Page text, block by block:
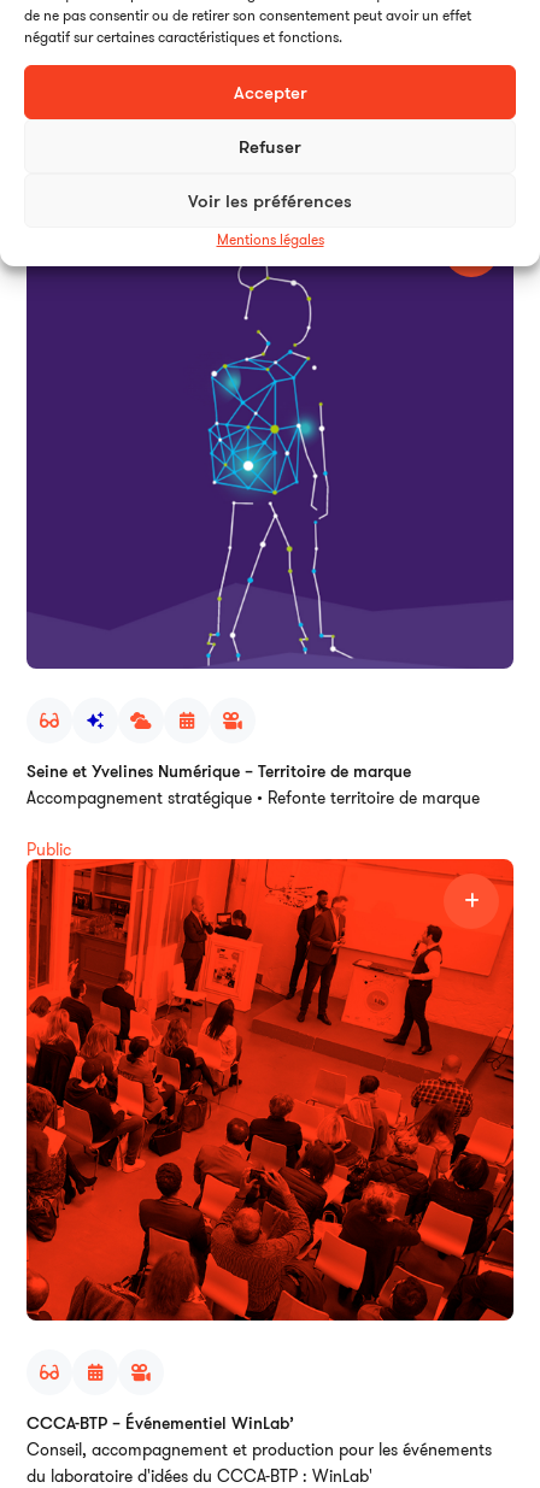
de ne pas consentir ou de retirer son consentement peut avoir un effet
négatif sur certaines caractéristiques et fonctions.
Accepter
Refuser
Voir les préférences
Mentions légales
CCCA-BTP – Laboratoire d’idées WinLab’
Thalamus conseille et accompagne le CCCA-BTP sur la
communication globale de son laboratoire d'idées.
Seine et Yvelines Numérique – Territoire de marque
Accompagnement stratégique • Refonte territoire de marque
Public
CCCA-BTP – Événementiel WinLab’
Conseil, accompagnement et production pour les événements
du laboratoire d'idées du CCCA-BTP : WinLab'